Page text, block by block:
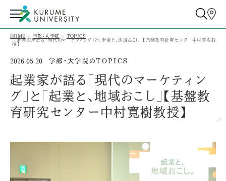
HOME 学部・大学院
TOPICS
起業家が語る「現代のマーケティング」と「起業と、地域おこし」【基盤教育研究センター中村寛樹教
授】
2026.05.20 学部・大学院のTOPICS
起業家が語る「現代のマーケティン
グ」と「起業と、地域おこし」【基盤教
育研究センター中村寛樹教授】